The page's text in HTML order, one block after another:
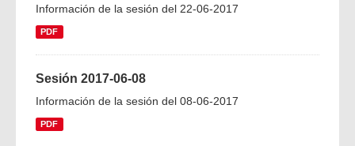
Información de la sesión del 22-06-2017
PDF
Sesión 2017-06-08
Información de la sesión del 08-06-2017
PDF